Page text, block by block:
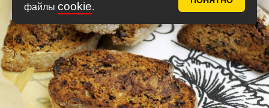
файлы cookie.